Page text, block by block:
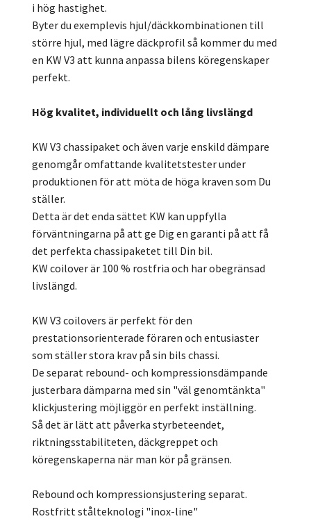
i hög hastighet.
Byter du exemplevis hjul/däckkombinationen till
större hjul, med lägre däckprofil så kommer du med
en KW V3 att kunna anpassa bilens köregenskaper
perfekt.
Hög kvalitet, individuellt och lång livslängd
KW V3 chassipaket och även varje enskild dämpare
genomgår omfattande kvalitetstester under
produktionen för att möta de höga kraven som Du
ställer.
Detta är det enda sättet KW kan uppfylla
förväntningarna på att ge Dig en garanti på att få
det perfekta chassipaketet till Din bil.
KW coilover är 100 % rostfria och har obegränsad
livslängd.
KW V3 coilovers är perfekt för den
prestationsorienterade föraren och entusiaster
som ställer stora krav på sin bils chassi.
De separat rebound- och kompressionsdämpande
justerbara dämparna med sin "väl genomtänkta"
klickjustering möjliggör en perfekt inställning.
Så det är lätt att påverka styrbeteendet,
riktningsstabiliteten, däckgreppet och
köregenskaperna när man kör på gränsen.
Rebound och kompressionsjustering separat.
Rostfritt stålteknologi "inox-line"